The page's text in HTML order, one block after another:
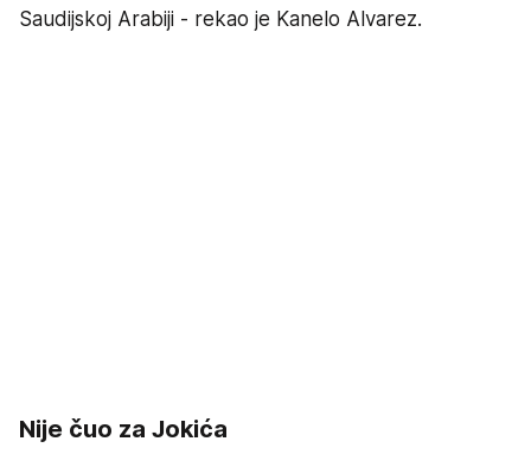
Saudijskoj Arabiji - rekao je Kanelo Alvarez.
Nije čuo za Jokića